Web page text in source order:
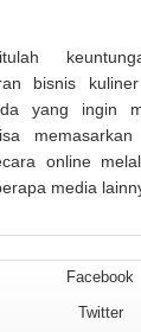
bisnis
yang ingin
online
media
Facebook
Twitter